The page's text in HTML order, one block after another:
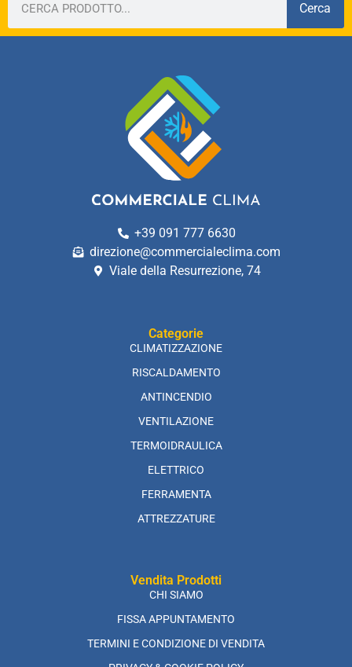
Cerca
+39 091 777 6630
direzione@commercialeclima.com
Viale della Resurrezione, 74
Categorie
CLIMATIZZAZIONE
RISCALDAMENTO
ANTINCENDIO
VENTILAZIONE
TERMOIDRAULICA
ELETTRICO
FERRAMENTA
ATTREZZATURE
Vendita Prodotti
CHI SIAMO
FISSA APPUNTAMENTO
TERMINI E CONDIZIONE DI VENDITA